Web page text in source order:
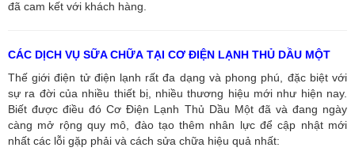
đã cam kết với khách hàng.
CÁC DỊCH VỤ SỮA CHỮA TẠI CƠ ĐIỆN LẠNH THỦ DẦU MỘT
Thế giới điện tử điện lạnh rất đa dạng và phong phú, đặc biệt với
sự ra đời của nhiều thiết bị, nhiều thương hiệu mới như hiện nay.
Biết được điều đó Cơ Điện Lạnh Thủ Dầu Một đã và đang ngày
càng mở rộng quy mô, đào tạo thêm nhân lực để cập nhật mới
nhất các lỗi gặp phải và cách sửa chữa hiệu quả nhất: